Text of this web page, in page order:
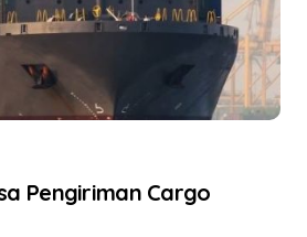
Pengiriman Cargo